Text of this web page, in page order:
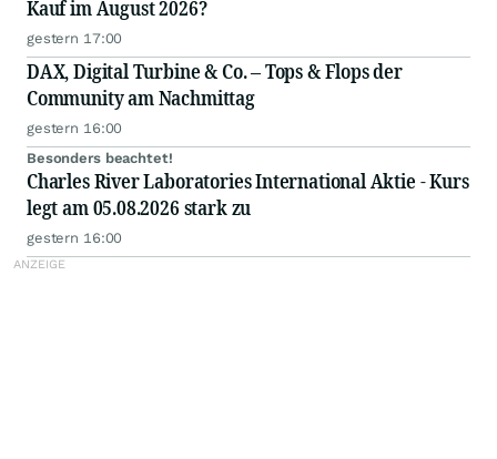
Kauf im August 2026?
gestern 17:00
DAX, Digital Turbine & Co. – Tops & Flops der
Community am Nachmittag
gestern 16:00
Besonders beachtet!
Charles River Laboratories International Aktie - Kurs
legt am 05.08.2026 stark zu
gestern 16:00